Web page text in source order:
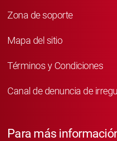
Zona de soporte
Mapa del sitio
Términos y Condiciones
Canal de denuncia de
Para más